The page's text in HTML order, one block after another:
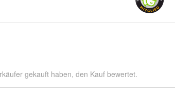
gekauft haben, den Kauf bewertet.